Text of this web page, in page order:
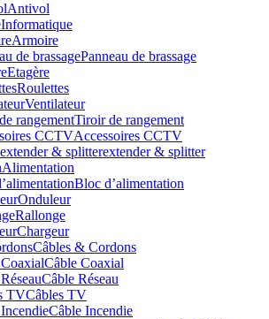
Antivol
Informatique
Armoire
Panneau de brassage
Etagère
Roulettes
Ventilateur
Tiroir de rangement
Accessoires CCTV
extender & splitter
Alimentation
Bloc d’alimentation
Onduleur
Rallonge
Chargeur
Câbles & Cordons
Câble Coaxial
Câble Réseau
Câbles TV
Câble Incendie